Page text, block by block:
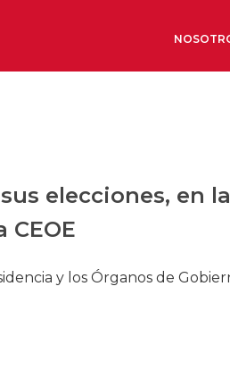
elecciones, en
CEOE
y los Órganos de